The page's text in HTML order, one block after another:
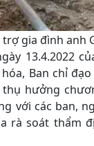
gia đình anh
13.4.2022
Ban chỉ đạo
hưởng
với các ban,
rà soát thẩm